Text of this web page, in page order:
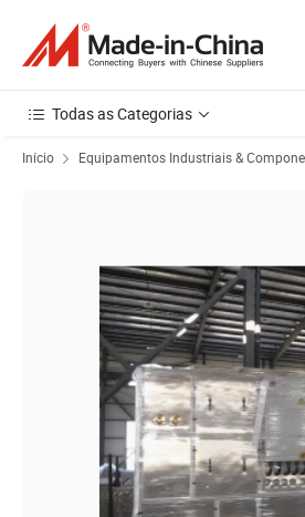
Todas as Categorias
Início Equipamentos Industriais &